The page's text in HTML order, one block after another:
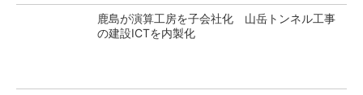
鹿島が演算工房を子会社化 山岳トンネル工事
の建設ICTを内製化